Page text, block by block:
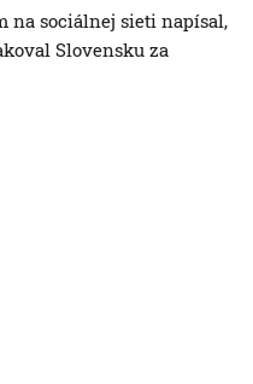
na sociálnej sieti napísal,
Slovensku za